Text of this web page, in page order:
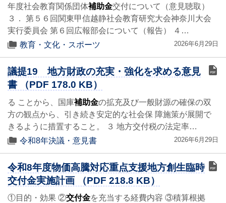
年度社会教育関係団体補助金交付について（意見聴取）
３． 第５６回関東甲信越静社会教育研究大会神奈川大会
実行委員会 第６回広報部会について（報告） ４…
教育・文化・スポーツ
2026年6月29日
議提19 地方財政の充実・強化を求める意見
書 （PDF 178.0 KB）
る ことから、国庫補助金の拡充及び一般財源の確保の双
方の観点から、引き続き安定的な社会保 障施策が展開で
きるように措置すること。 ３ 地方交付税の法定率…
令和8年決議・意見書
2026年6月29日
令和8年度物価高騰対応重点支援地方創生臨時
交付金実施計画 （PDF 218.8 KB）
①目的・効果 ②交付金を充当する経費内容 ③積算根拠